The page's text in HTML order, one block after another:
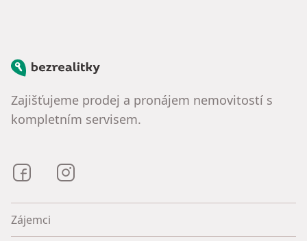
Bezrealitky
Zajišťujeme prodej a pronájem nemovitostí s
kompletním servisem.
Bezrealitky na Facebooku
Zájemci